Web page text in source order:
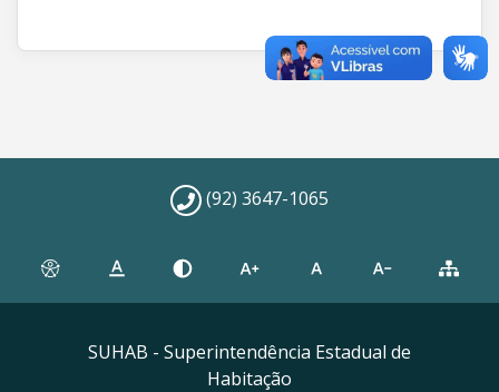
(92) 3647-1065
SUHAB - Superintendência Estadual de
Habitação